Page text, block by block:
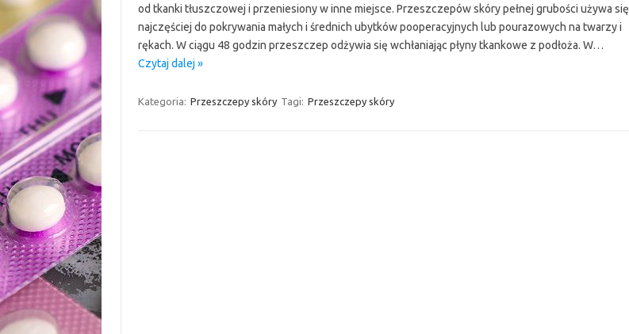
od tkanki tłuszczowej i przeniesiony w inne miejsce. Przeszczepów skóry pełnej grubości używa się
najczęściej do pokrywania małych i średnich ubytków pooperacyjnych lub pourazowych na twarzy i
rękach. W ciągu 48 godzin przeszczep odżywia się wchłaniając płyny tkankowe z podłoża. W…
Czytaj dalej »
Kategoria: Przeszczepy skóry Tagi: Przeszczepy skóry